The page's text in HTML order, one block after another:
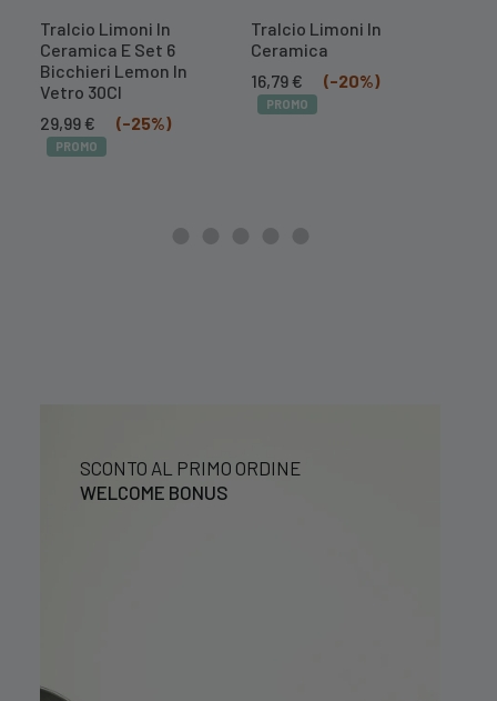
Tralcio Limoni In
Ceramica E Set 6
Bicchieri Lemon In
Vetro 30Cl
Il
prezzo
originale
29,99€
prezzo
(-25%)
PROMO
Tralcio Limoni In
Ceramica
Il
prezzo
originale
16,79€
prezzo
attuale
(-20%)
PROMO
SCONTO AL PRIMO ORDINE
WELCOME BONUS